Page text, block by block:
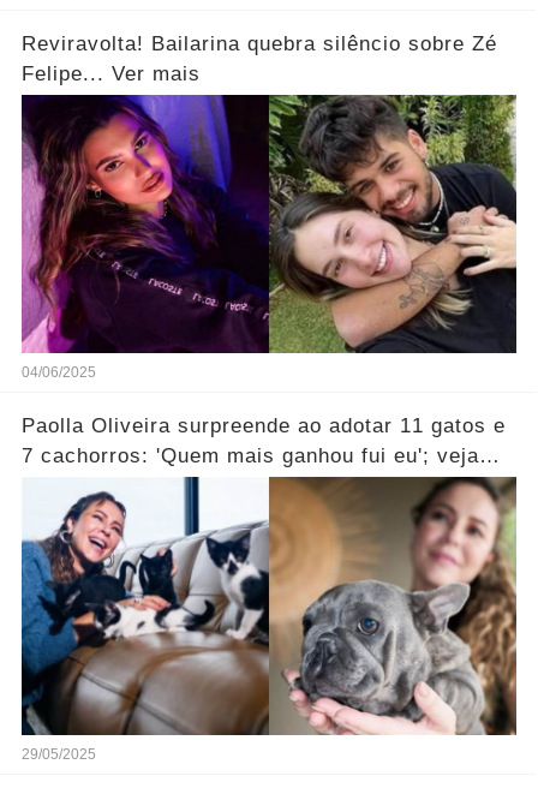
Reviravolta! Bailarina quebra silêncio sobre Zé
Felipe... Ver mais
04/06/2025
Paolla Oliveira surpreende ao adotar 11 gatos e
7 cachorros: 'Quem mais ganhou fui eu'; veja
29/05/2025